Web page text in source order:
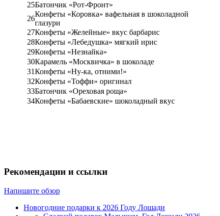
25Батончик «Рот-Фронт»
26
Конфеты «Коровка» вафельная в шоколадной
глазури
27Конфеты «Желейные» вкус барбарис
28Конфеты «Лебедушка» мягкий ирис
29Конфеты «Незнайка»
30Карамель «Москвичка» в шоколаде
31Конфеты «Ну-ка, отними!»
32Конфеты «Тоффи» оригинал
33Батончик «Ореховая роща»
34Конфеты «Бабаевские» шоколадный вкус
Рекомендации и ссылки
Напишите обзор
Новогодние подарки к 2026 Году Лошади